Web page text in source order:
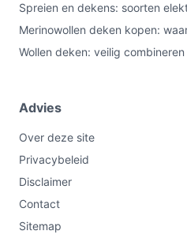
Spreien en dekens: soorten
Merinowollen deken kopen:
Wollen deken: veilig
Advies
Over deze site
Privacybeleid
Disclaimer
Contact
Sitemap